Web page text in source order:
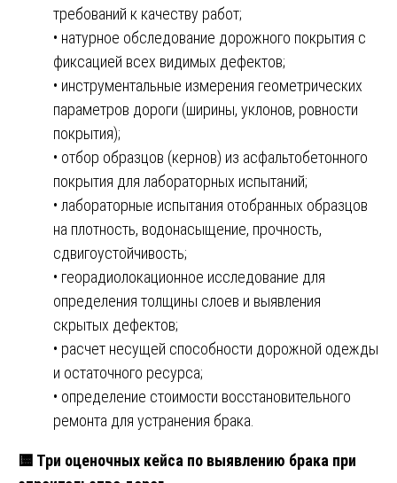
требований к качеству работ;
• натурное обследование дорожного покрытия с
фиксацией всех видимых дефектов;
• инструментальные измерения геометрических
параметров дороги (ширины, уклонов, ровности
покрытия);
• отбор образцов (кернов) из асфальтобетонного
покрытия для лабораторных испытаний;
• лабораторные испытания отобранных образцов
на плотность, водонасыщение, прочность,
сдвигоустойчивость;
• георадиолокационное исследование для
определения толщины слоев и выявления
скрытых дефектов;
• расчет несущей способности дорожной одежды
и остаточного ресурса;
• определение стоимости восстановительного
ремонта для устранения брака.
🟨 Три оценочных кейса по выявлению брака при